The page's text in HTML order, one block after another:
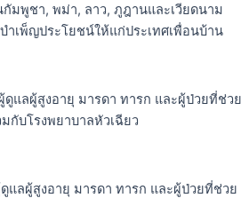
มพูชา, พม่า, ลาว, ภูฎานและเวียดนาม
ำเพ็ญประโยชน์ให้แก่ประเทศเพื่อนบ้าน
ดูแลผู้สูงอายุ มารดา ทารก และผู้ป่วยที่ช่วย
กับโรงพยาบาลหัวเฉียว
แลผู้สูงอายุ มารดา ทารก และผู้ป่วยที่ช่วย